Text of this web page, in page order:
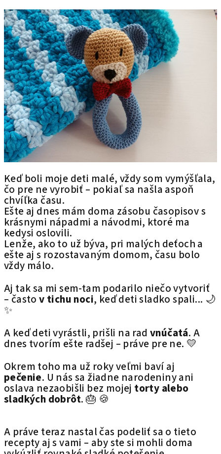
Keď boli moje deti malé, vždy som vymýšľala,
čo pre ne vyrobiť – pokiaľ sa našla aspoň
chvíľka času.
Ešte aj dnes mám doma zásobu časopisov s
krásnymi nápadmi a návodmi, ktoré ma
kedysi oslovili.
Lenže, ako to už býva, pri malých deťoch a
ešte aj s rozostavaným domom, času bolo
vždy málo.
Aj tak sa mi sem-tam podarilo niečo vytvoriť
– častov tichu noci, keď deti sladko spali... 🌙
✨
A keď deti vyrástli, prišli na radvnúčatá. A
dnes tvorím ešte radšej – práve pre ne. 💛
Okrem toho ma už roky veľmi baví aj
pečenie. U nás sa žiadne narodeniny ani
oslava nezaobišli bez mojej torty alebo
sladkých dobrôt. 🎂 🍪
A práve teraz nastal čas podeliť sa o tieto
recepty aj s vami – aby ste si mohli doma